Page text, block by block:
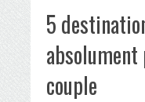
5
absolument
couple